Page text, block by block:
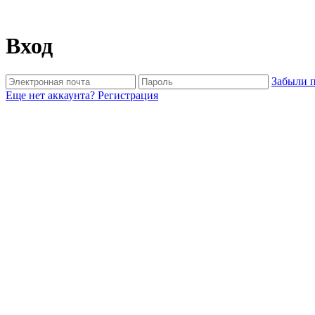
Вход
Забыли
Еще нет аккаунта? Регистрация